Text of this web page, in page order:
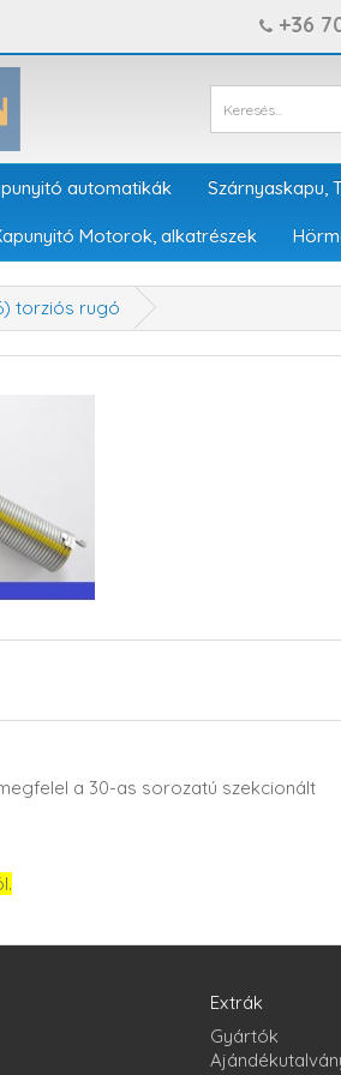
+36
automatikák Szárnyaskapu,
Motorok, alkatrészek
torziós rugó
a 30-as sorozatú szekcionált
Extrák
Gyártók